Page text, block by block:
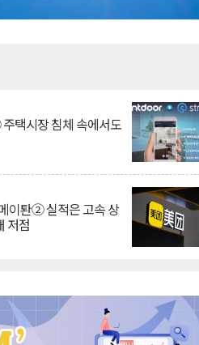
택시장 침체 속에서도
이퇀② 실적은 고속 상
저점